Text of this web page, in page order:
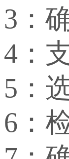
3：
4：
5：
6：